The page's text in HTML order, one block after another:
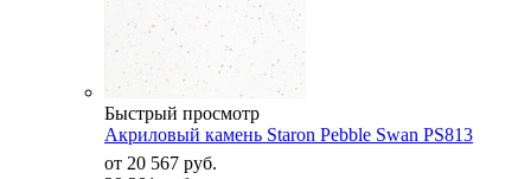
Быстрый просмотр
Акриловый камень Staron Pebble Swan PS813
от 20 567 руб.